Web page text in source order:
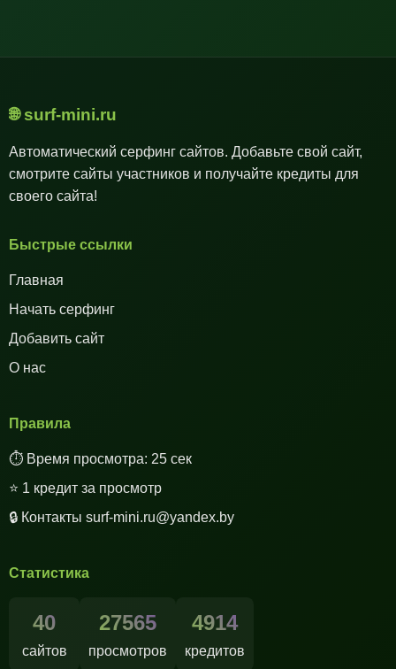
🌐 surf-mini.ru
Автоматический серфинг сайтов. Добавьте свой сайт,
смотрите сайты участников и получайте кредиты для
своего сайта!
Быстрые ссылки
Главная
Начать серфинг
Добавить сайт
О нас
Правила
⏱️ Время просмотра: 25 сек
⭐ 1 кредит за просмотр
🔒 Контакты surf-mini.ru@yandex.by
Статистика
40
сайтов
27565
просмотров
4914
кредитов